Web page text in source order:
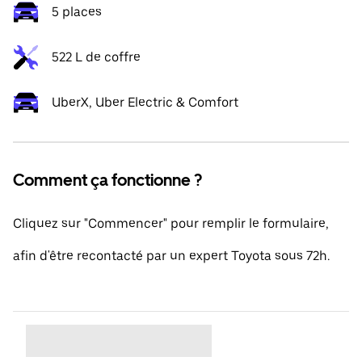
5 places
522 L de coffre
UberX, Uber Electric & Comfort
Comment ça fonctionne ?
Cliquez sur "Commencer" pour remplir le formulaire,
afin d'être recontacté par un expert Toyota sous 72h.